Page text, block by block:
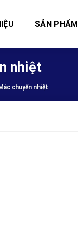
SẢN PHẨM
nhiệt
chuyển nhiệt